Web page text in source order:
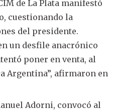
de La Plata manifestó
cuestionando la
del presidente.
un desfile anacrónico
poner en venta, al
Argentina”, afirmaron en
Adorni, convocó al